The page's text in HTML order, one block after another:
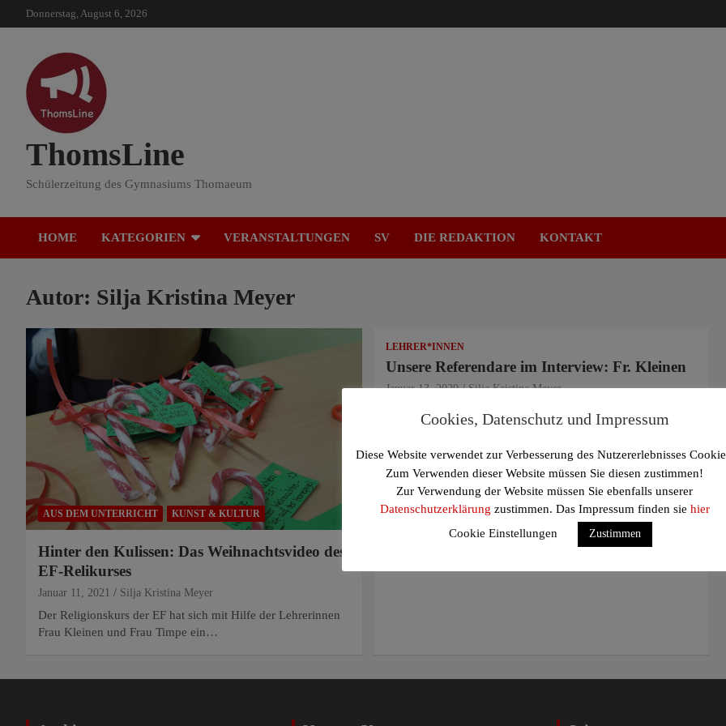
Donnerstag, August 6, 2026
ThomsLine
Schülerzeitung des Gymnasiums Thomaeum
HOME KATEGORIEN VERANSTALTUNGEN SV DIE REDAKTION KONTAKT
Autor: Silja Kristina Meyer
AUS DEM UNTERRICHT KUNST & KULTUR
Hinter den Kulissen: Das Weihnachtsvideo des
EF-Relikurses
Januar 11, 2021 Silja Kristina Meyer
Der Religionskurs der EF hat sich mit Hilfe der Lehrerinnen
Frau Kleinen und Frau Timpe ein…
LEHRER*INNEN
Unsere Referendare im Interview: Fr. Kleinen
Januar 13, 2020 Silja Kristina Meyer
ThomsLine: Wie lautet Ihr ganzer Name? Fr. Kleinen: Lisa
Kleinen ThomsLine: Wie jung sind Sie? Fr.…
Cookies, Datenschutz und Impressum
Diese Website verwendet zur Verbesserung des Nutzererlebnisses
Zum Verwenden dieser Website müssen Sie diesen zustimmen!
Zur Verwendung der Website müssen Sie ebenfalls unserer
Datenschutzerklärung zustimmen. Das Impressum finden sie hier
Cookie Einstellungen
Zustimmen